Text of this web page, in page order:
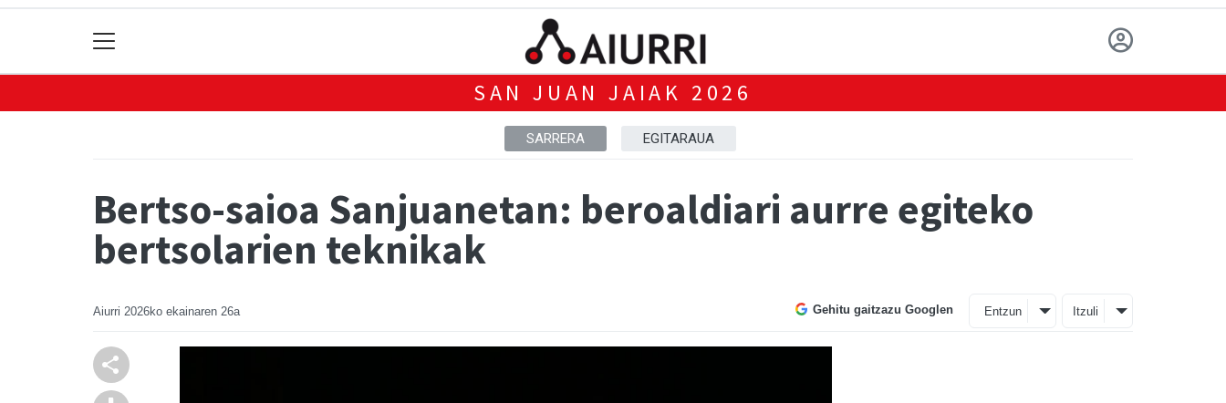
SAN JUAN JAIAK 2026
SARRERA EGITARAUA
Bertso-saioa Sanjuanetan: beroaldiari aurre egiteko
bertsolarien teknikak
Aiurri 2026ko ekainaren 26a Gehitu gaitzazu Googlen Entzun Itzuli